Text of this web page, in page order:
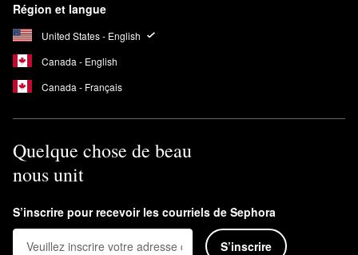
Région et langue
United States - English
Canada - English
Canada - Français
Quelque chose de beau
nous unit
S’inscrire pour recevoir les courriels de Sephora
S’inscrire